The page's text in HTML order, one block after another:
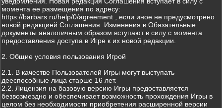
момента ее размещения по адресу:
https://barbars.ru/help/0/agreement , если иное не предусмотрено
новой редакцией Соглашения. Изменения в Обязательные
документы аналогичным образом вступают в силу с момента
предоставления доступа в Игре к их новой редакции.
2. Общие условия пользования Игрой
2.1. В качестве Пользователей Игры могут выступать
дееспособные лица старше 16 лет.
2.2. Лицензия на базовую версию Игры предоставляется
безвозмездно и обеспечивает возможность прохождения Игры в
целом без необходимости приобретения расширенной версии